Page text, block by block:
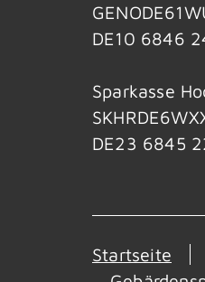
DE10 6846
Sparkasse
DE23 6845
Startseite